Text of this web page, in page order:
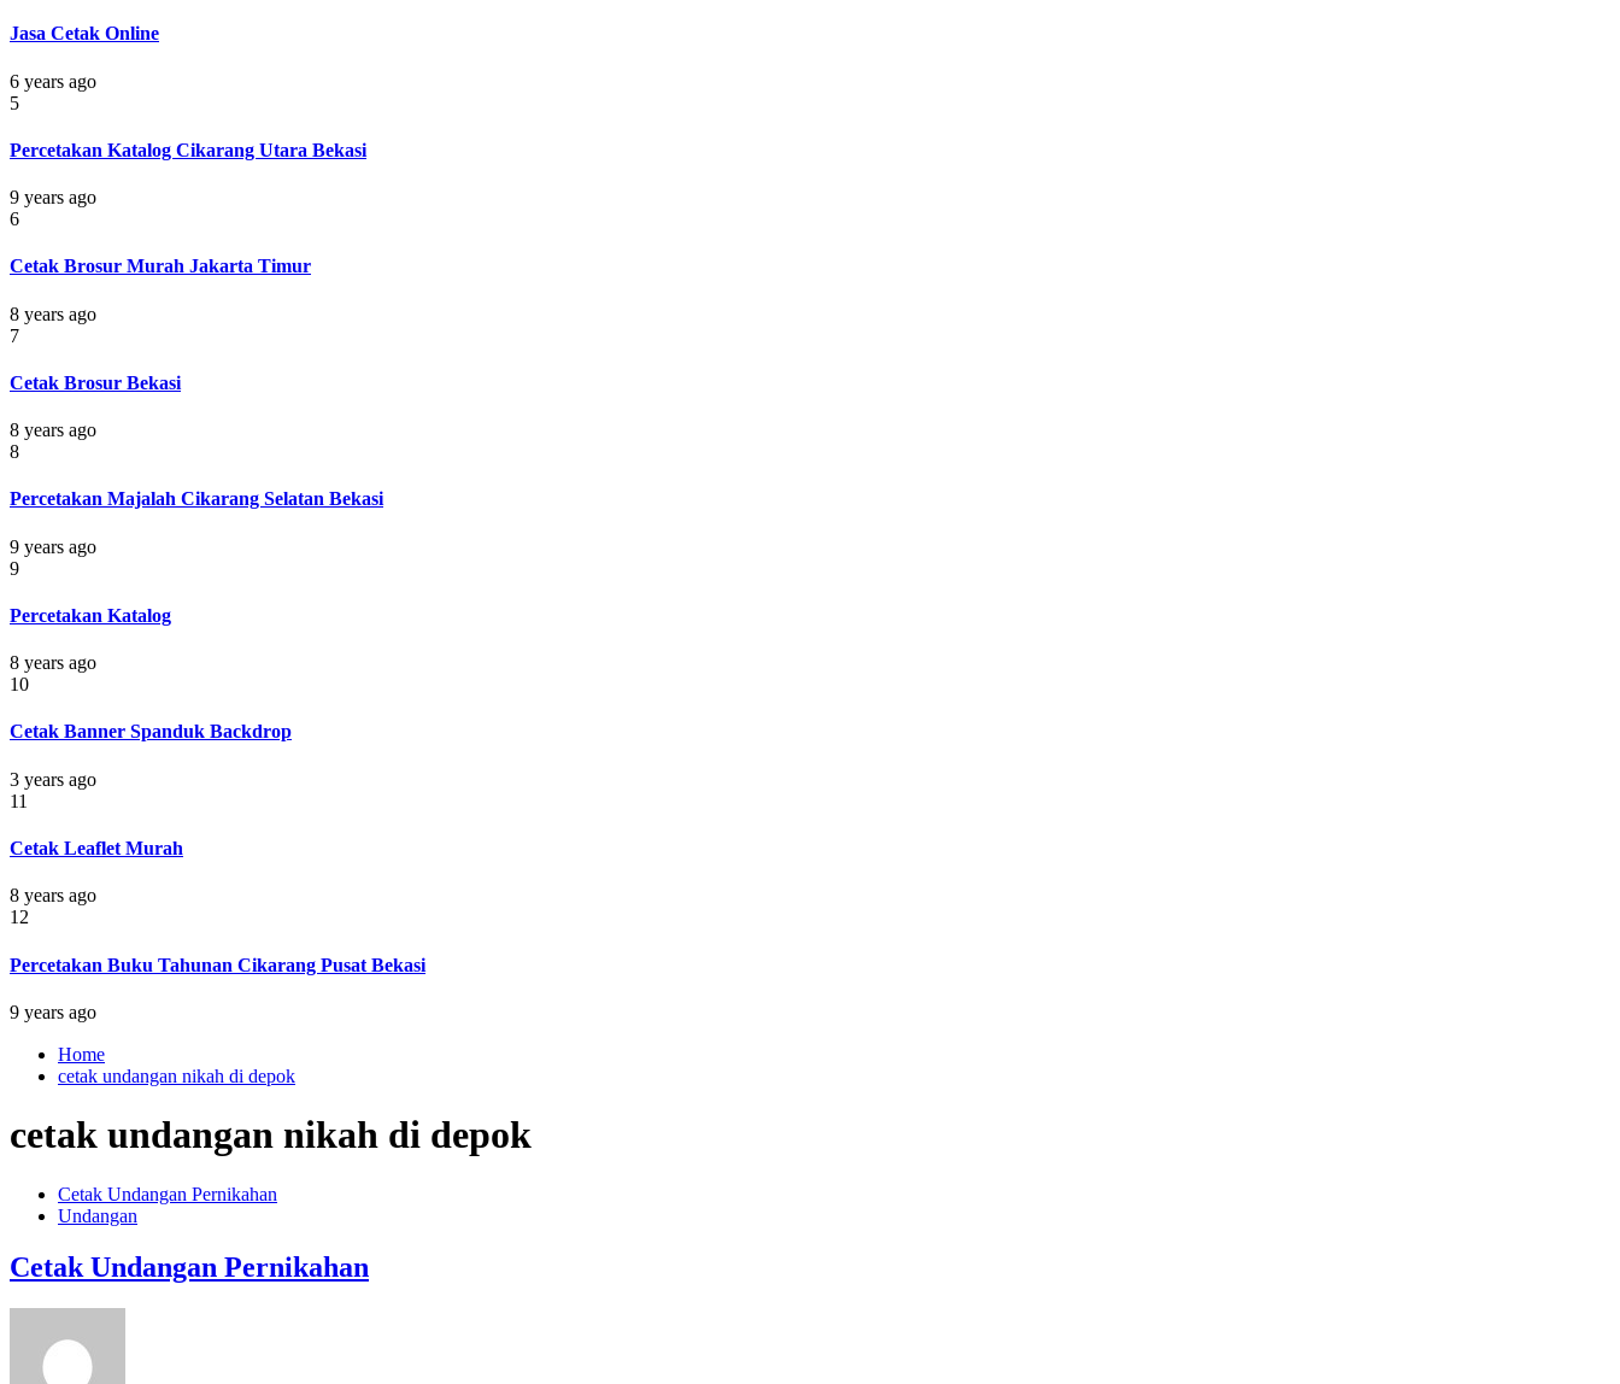
Jasa Cetak Online
6 years ago
5
Percetakan Katalog Cikarang Utara Bekasi
9 years ago
6
Cetak Brosur Murah Jakarta Timur
8 years ago
7
Cetak Brosur Bekasi
8 years ago
8
Percetakan Majalah Cikarang Selatan Bekasi
9 years ago
9
Percetakan Katalog
8 years ago
10
Cetak Banner Spanduk Backdrop
3 years ago
11
Cetak Leaflet Murah
8 years ago
12
Percetakan Buku Tahunan Cikarang Pusat Bekasi
9 years ago
Home
cetak undangan nikah di depok
cetak undangan nikah di depok
Cetak Undangan Pernikahan
Undangan
Cetak Undangan Pernikahan